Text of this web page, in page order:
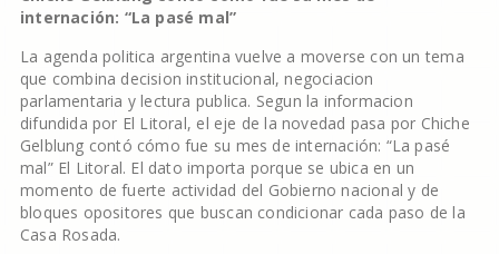
internación: “La pasé mal”
La agenda politica argentina vuelve a moverse con un tema
que combina decision institucional, negociacion
parlamentaria y lectura publica. Segun la informacion
difundida por El Litoral, el eje de la novedad pasa por Chiche
Gelblung contó cómo fue su mes de internación: “La pasé
mal” El Litoral. El dato importa porque se ubica en un
momento de fuerte actividad del Gobierno nacional y de
bloques opositores que buscan condicionar cada paso de la
Casa Rosada.